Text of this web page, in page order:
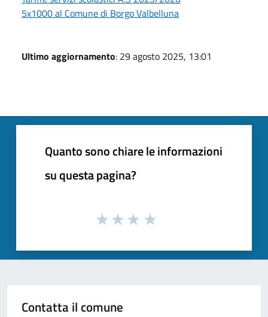
5x1000 al Comune di Borgo Valbelluna
Ultimo aggiornamento: 29 agosto 2025, 13:01
Quanto sono chiare le informazioni
su questa pagina?
Contatta il comune